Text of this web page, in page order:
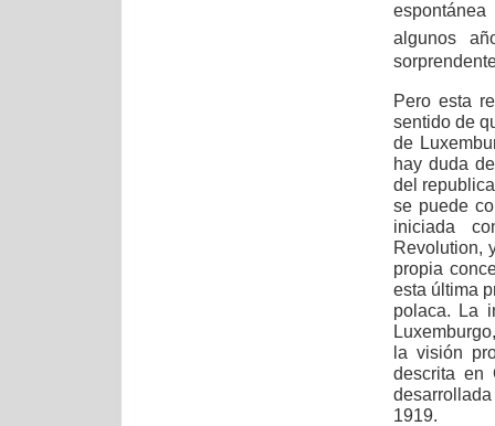
algunos
Pero esta
sentido de
de
hay duda
del
se puede
iniciada
Revolution,
propia
esta última
polaca. La
la visión
descrita en
1919.